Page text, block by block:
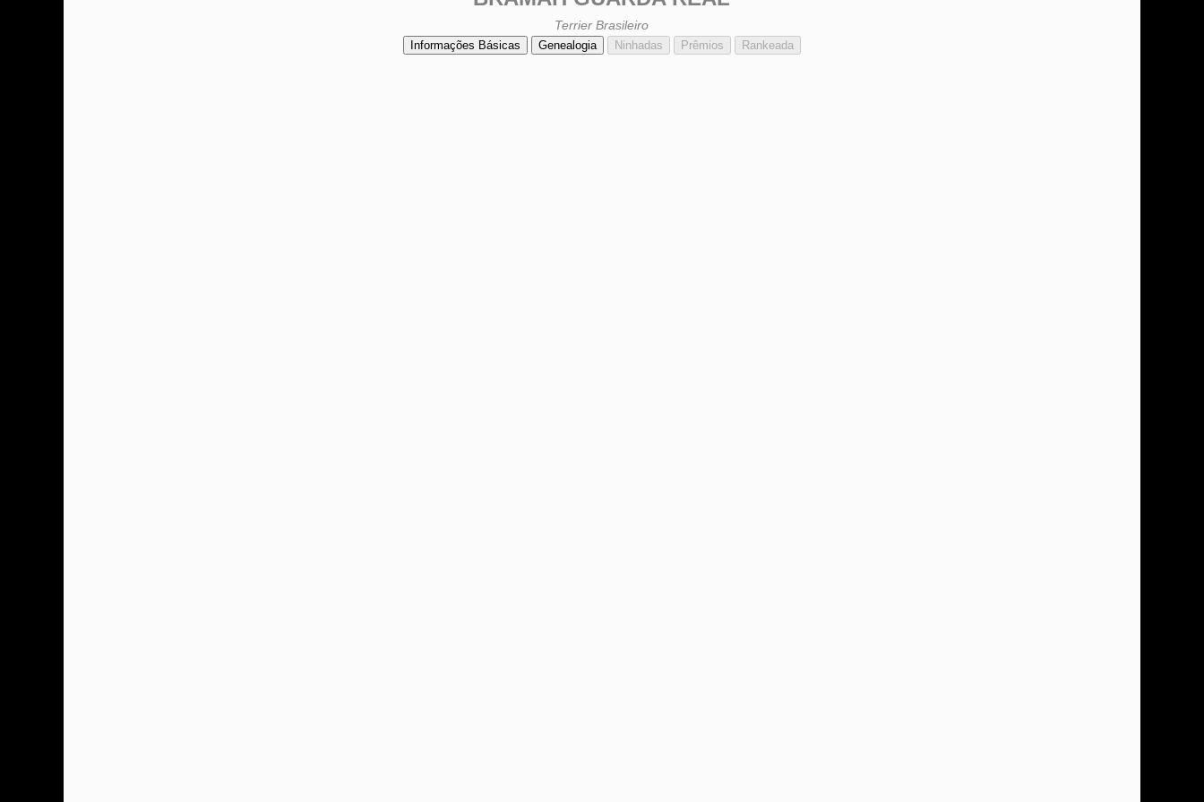
Terrier Brasileiro
Informações Básicas Genealogia Ninhadas Prêmios Rankeada